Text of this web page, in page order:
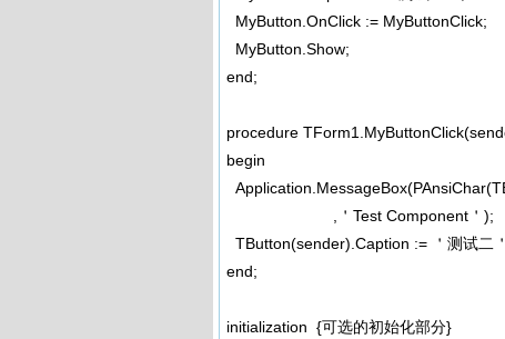
MyButton.OnClick := MyButtonClick;
MyButton.Show;
end;
procedure
begin
,＇Test Component＇);
TButton(sender).Caption := ＇测试二
end;
initialization {可选的初始化部分}